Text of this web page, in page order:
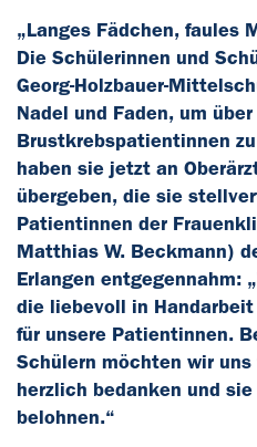
„Langes Fädchen, faules
Die Schülerinnen und
Georg-Holzbauer-
Nadel und Faden, um
Brustkrebspatientinnen
haben sie jetzt an
übergeben, die sie
Patientinnen der
Matthias W. Beckmann)
Erlangen entgegennahm:
die liebevoll in
für unsere Patientinnen.
Schülern möchten wir
herzlich bedanken und
belohnen.“